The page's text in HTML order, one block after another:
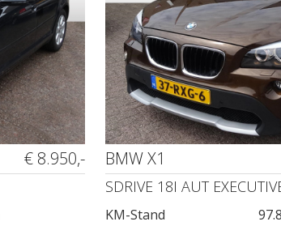
€ 8.950,- BMW X1
SDRIVE 18I AUT
KM-Stand